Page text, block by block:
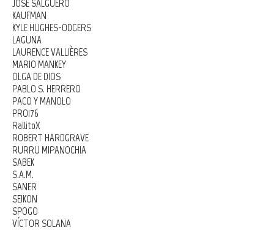
JOSÉ SALGUERO
KAUFMAN
KYLE HUGHES-ODGERS
LAGUNA
LAURENCE VALLIÈRES
MARIO MANKEY
OLGA DE DIOS
PABLO S. HERRERO
PACO Y MANOLO
PRO176
RallitoX
ROBERT HARDGRAVE
RURRU MIPANOCHIA
SABEK
S.A.M.
SANER
SEIKON
SPOGO
VÍCTOR SOLANA